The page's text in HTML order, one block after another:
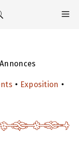
• Exposition •